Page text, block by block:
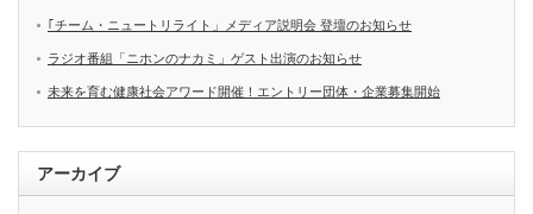
｢チーム・ニュートリライト」メディア説明会 登壇のお知らせ
ラジオ番組「ニホンのナカミ」ゲスト出演のお知らせ
未来を育む健康社会アワード開催！エントリー団体・企業募集開始
アーカイブ